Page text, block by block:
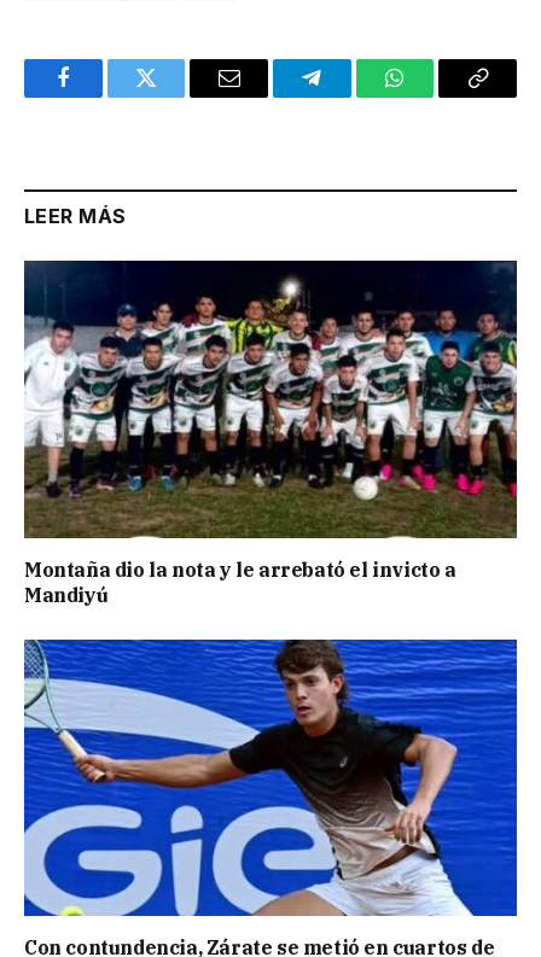
FacebookTwitter Email TelegramWhatsAppCopy
LEER MÁS
Montaña dio la nota y le arrebató el invicto a
Mandiyú
Con contundencia, Zárate se metió en cuartos de